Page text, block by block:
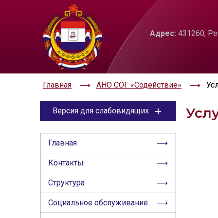
ЦВЕТОВАЯ СХЕМА
Aa Aa Aa Aa Aa
Адрес: 431260,
Главная АНО СОГ «Содействие»
Версия для слабовидящих
ЦВЕТОВАЯ СХЕМА
Aa Aa Aa
Aa
Главная
Контакты
Структура
Социальное обслуживание